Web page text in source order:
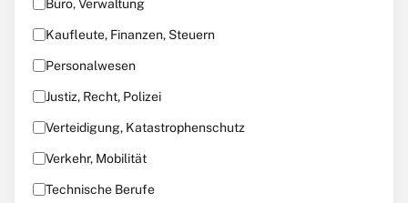
Büro, Verwaltung
Kaufleute, Finanzen, Steuern
Personalwesen
Justiz, Recht, Polizei
Verteidigung, Katastrophenschutz
Verkehr, Mobilität
Technische Berufe